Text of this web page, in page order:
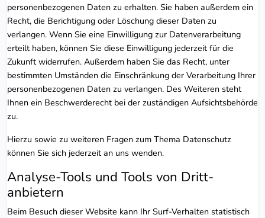
personenbezogenen Daten zu erhalten. Sie haben außerdem ein
Recht, die Berichtigung oder Löschung dieser Daten zu
verlangen. Wenn Sie eine Einwilligung zur Datenverarbeitung
erteilt haben, können Sie diese Einwilligung jederzeit für die
Zukunft widerrufen. Außerdem haben Sie das Recht, unter
bestimmten Umständen die Einschränkung der Verarbeitung Ihrer
personenbezogenen Daten zu verlangen. Des Weiteren steht
Ihnen ein Beschwerderecht bei der zuständigen Aufsichtsbehörde
zu.
Hierzu sowie zu weiteren Fragen zum Thema Datenschutz
können Sie sich jederzeit an uns wenden.
Analyse-Tools und Tools von Dritt­
anbietern
Beim Besuch dieser Website kann Ihr Surf-Verhalten statistisch